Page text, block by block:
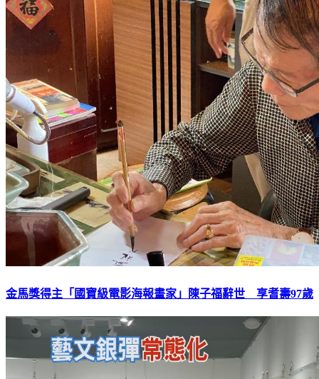
金馬獎得主「國寶級電影海報畫家」陳子福辭世 享耆壽97歲